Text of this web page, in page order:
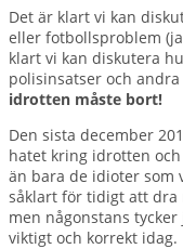
Det är klart vi kan
eller fotbollsproblem
klart vi kan diskutera
polisinsatser och
idrotten måste bort!
Den sista december
hatet kring idrotten
än bara de idioter som
såklart för tidigt att dra
men någonstans
viktigt och korrekt idag.